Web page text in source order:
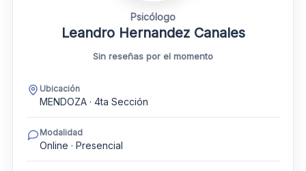
Psicólogo
Leandro Hernandez Canales
Sin reseñas por el momento
Ubicación
MENDOZA · 4ta Sección
Modalidad
Online · Presencial